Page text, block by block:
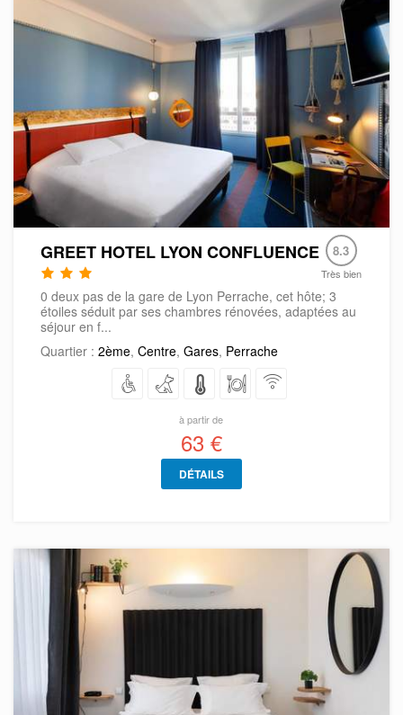
GREET HOTEL LYON CONFLUENCE 8.3
Très bien
0 deux pas de la gare de Lyon Perrache, cet hôte; 3
étoiles séduit par ses chambres rénovées, adaptées au
séjour en f...
Quartier : 2ème, Centre, Gares, Perrache
à partir de
63 €
DÉTAILS